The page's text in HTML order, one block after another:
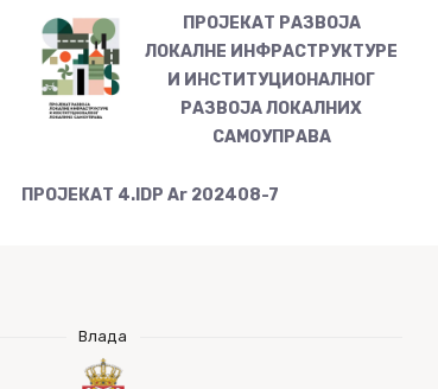
ПРОЈЕКАТ РАЗВОЈА
ЛОКАЛНЕ ИНФРАСТРУКТУРЕ
И ИНСТИТУЦИОНАЛНОГ
РАЗВОЈА ЛОКАЛНИХ
САМОУПРАВА
ПРОЈЕКАТ 4.IDP Ar 202408-7
Влада